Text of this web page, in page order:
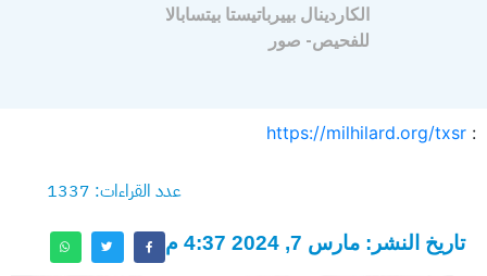
الكاردينال بييرباتيستا بيتسابالا
للفحيص- صور
:
https://milhilard.org/txsr
عدد القراءات: 1337
تاريخ النشر: مارس 7, 2024 4:37 م